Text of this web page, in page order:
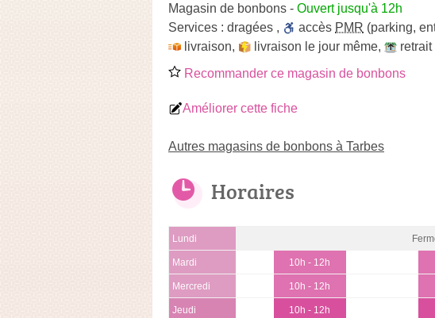
Magasin de bonbons - Ouvert jusqu'à 12h
Services : dragées , accès PMR (parking,
livraison, livraison le jour même,
Recommander ce magasin de bonbons
Améliorer cette fiche
Autres magasins de bonbons à Tarbes
Horaires
Lundi
Mardi 10h - 12h
Mercredi 10h - 12h
Jeudi 10h - 12h